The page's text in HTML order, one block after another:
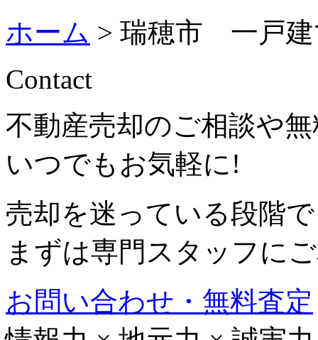
ホーム > 瑞穂市 一戸建
Contact
不動産売却のご相談や
いつでもお気軽に!
売却を迷っている段階
まずは専門スタッフに
お問い合わせ・無料査定